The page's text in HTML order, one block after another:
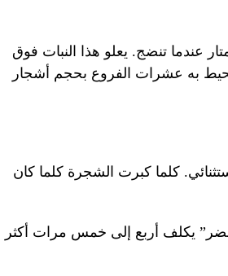
عندما تنضج. يعلو هذا النبات فوق
به عشرات الفروع بحجم أشجار
كلما كبرت الشجرة كلما كان
يكلف أربع إلى خمس مرات أكثر